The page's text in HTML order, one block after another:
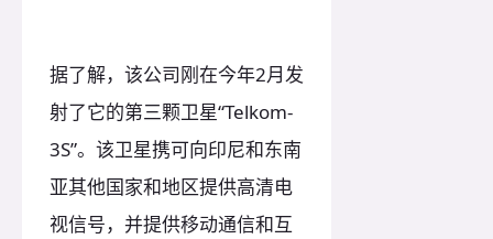
据了解，该公司刚在今年2月发
射了它的第三颗卫星“Telkom-
3S”。该卫星携可向印尼和东南
亚其他国家和地区提供高清电
视信号，并提供移动通信和互